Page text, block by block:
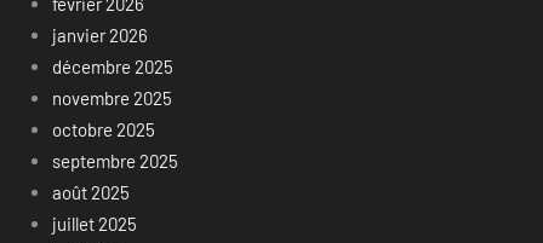
janvier 2026
décembre 2025
novembre 2025
octobre 2025
septembre 2025
août 2025
juillet 2025